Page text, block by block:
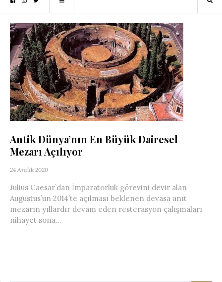
Antik Dünya’nın En Büyük Dairesel
Mezarı Açılıyor
24 Aralık 2020
Julius Caesar’dan İmparatorluk görevini devir alan
Augustus’un 2014’te açılması beklenen devasa anıt
mezarın yıllardır devam eden resterasyon çalışmaları
nihayet sona...